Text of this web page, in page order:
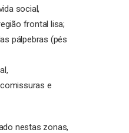
social,
frontal lisa;
pálpebras (pés
e
nestas zonas,